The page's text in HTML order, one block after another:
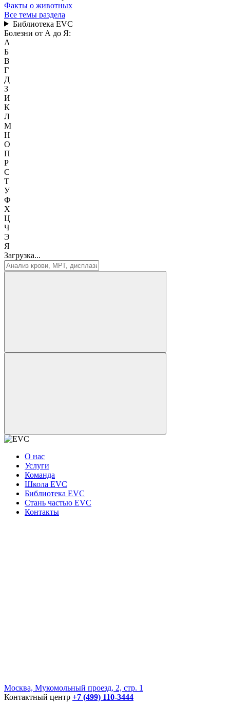
Факты о животных
Все темы раздела
Библиотека EVC
Болезни от А до Я:
А
Б
В
Г
Д
З
И
К
Л
М
Н
О
П
Р
С
Т
У
Ф
Х
Ц
Ч
Э
Я
Загрузка...
О нас
Услуги
Команда
Школа EVC
Библиотека EVC
Стань частью EVC
Контакты
Москва, Мукомольный проезд, 2, стр. 1
Контактный центр +7 (499) 110-3444